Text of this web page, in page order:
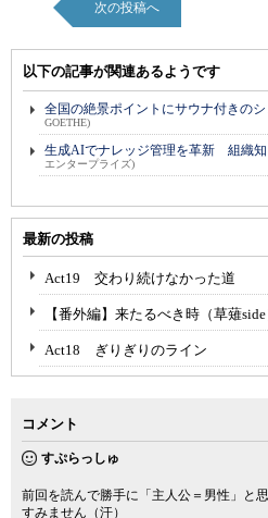
次の投稿へ
以下の記事が関連あるようです
全国の絶景ポイントにサウナ付きの
GOETHE)
生成AIでナレッジ管理を革新 組織知
エンタープライズ)
最新の投稿
Act19 交わり続けなかった道
【番外編】来たるべき時（草薙side
Act18 ぎりぎりのライン
コメント
すぷらっしゅ
前回を読んで勝手に「主人公＝男性」と
すみません（汗）